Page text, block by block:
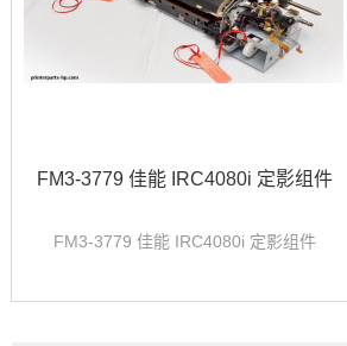
FM3-3779 佳能 IRC4080i 定影组件
FM3-3779 佳能 IRC4080i 定影组件